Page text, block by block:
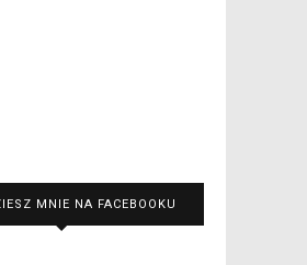
MNIE NA FACEBOOKU